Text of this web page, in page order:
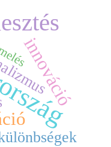
innováció